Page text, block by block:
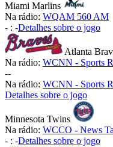
Miami Marlins
Na rádio: WQAM 560 AM
- : -Detalhes sobre o jogo
Atlanta
Na rádio: WCNN - Sports
--
Na rádio: WCNN - Sports
Detalhes sobre o jogo
Minnesota Twins
Na rádio: WCCO - News
- : -Detalhes sobre o jogo